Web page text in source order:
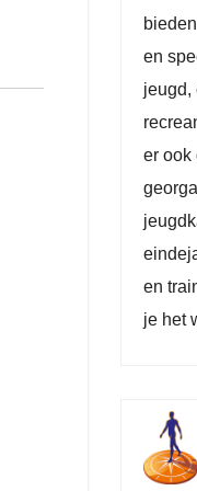
en
jeugd,
er ook
en
je het